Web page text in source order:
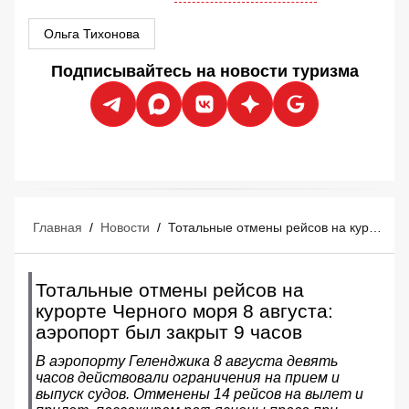
Ольга Тихонова
Подписывайтесь на новости туризма
Главная / Новости /
Тотальные отмены рейсов на
курорте Черного моря 8 августа:
аэропорт был закрыт 9 часов
В аэропорту Геленджика 8 августа девять
часов действовали ограничения на прием и
выпуск судов. Отменены 14 рейсов на вылет и